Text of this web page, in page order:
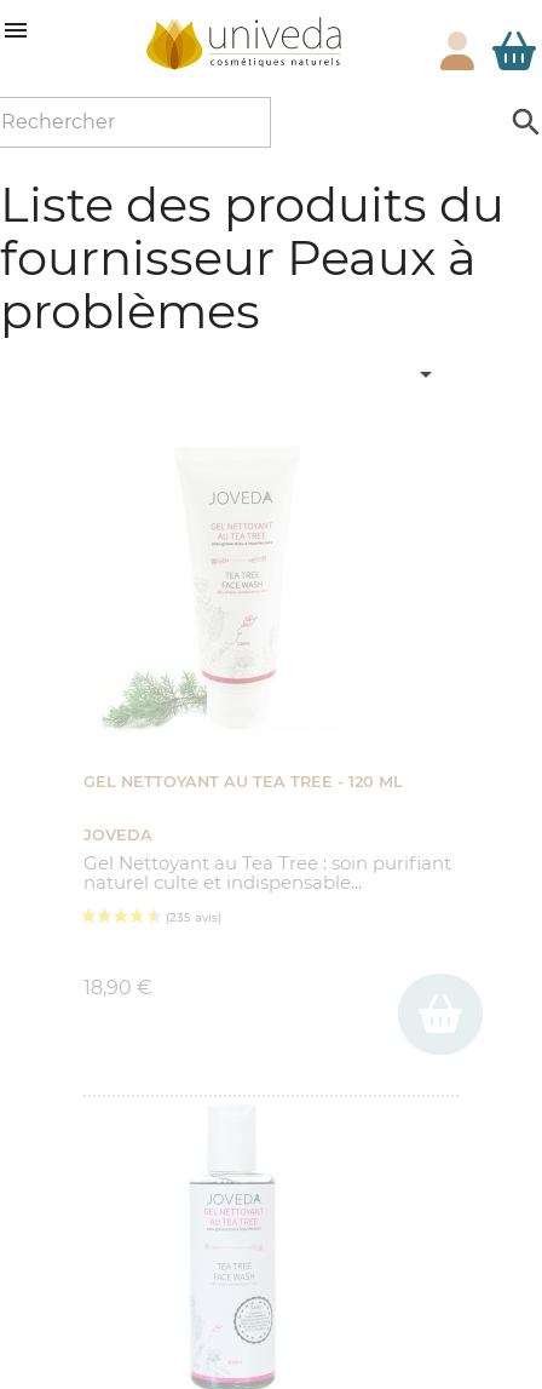

Liste des produits du
fournisseur Peaux à
problèmes

GEL NETTOYANT AU TEA TREE - 120 ML
JOVEDA
Gel Nettoyant au Tea Tree : soin purifiant
naturel culte et indispensable...
18,90 €